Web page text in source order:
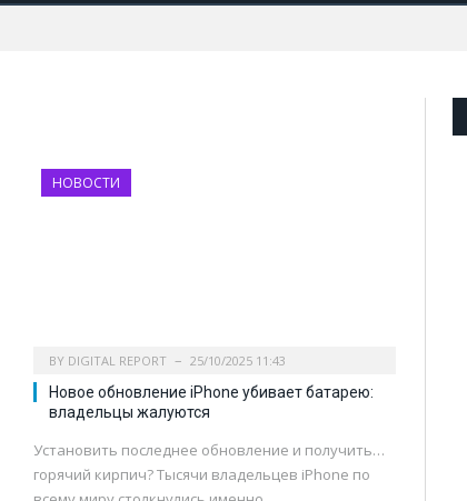
НОВОСТИ
BY DIGITAL REPORT 25/10/2025 11:43
Новое обновление iPhone убивает батарею:
владельцы жалуются
Установить последнее обновление и получить…
горячий кирпич? Тысячи владельцев iPhone по